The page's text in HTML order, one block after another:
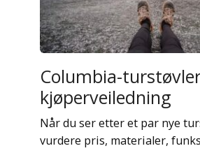
Columbia-
kjøperveiledning
Når du ser etter et par nye
vurdere pris, materialer,